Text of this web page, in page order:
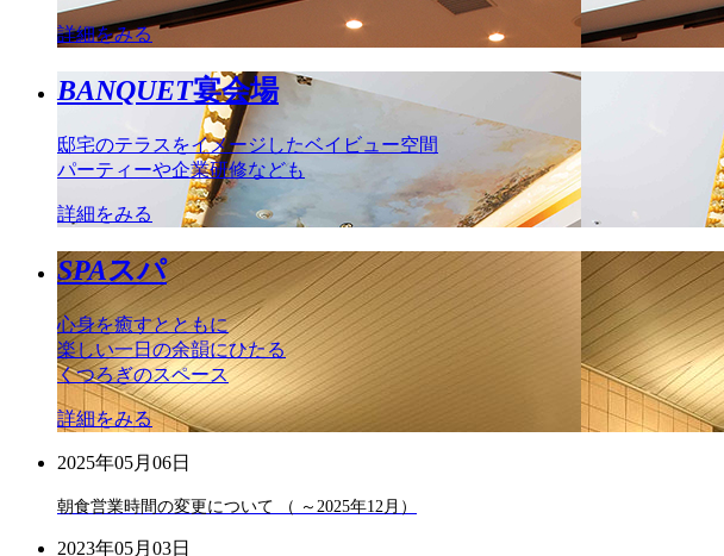
詳細をみる
BANQUET宴会場
邸宅のテラスをイメージしたベイビュー空間
パーティーや企業研修なども
詳細をみる
SPAスパ
心身を癒すとともに
楽しい一日の余韻にひたる
くつろぎのスペース
詳細をみる
2025年05月06日
朝食営業時間の変更について （ ～2025年12月）
2023年05月03日